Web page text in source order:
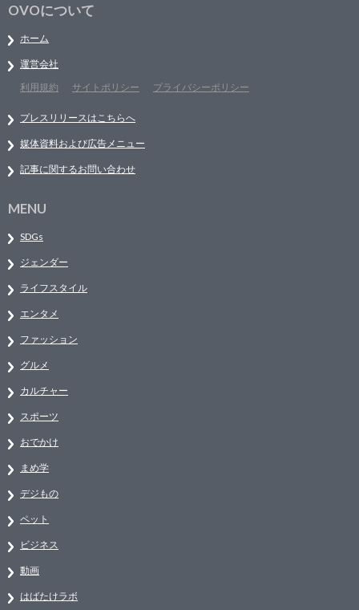
OVOについて
ホーム
運営会社
利用規約
サイトポリシー プライバシーポリシー
プレスリリースはこちらへ
媒体資料および広告メニュー
記事に関するお問い合わせ
MENU
SDGs
ジェンダー
ライフスタイル
エンタメ
ファッション
グルメ
カルチャー
スポーツ
おでかけ
まめ学
デジもの
ペット
ビジネス
動画
はばたけラボ